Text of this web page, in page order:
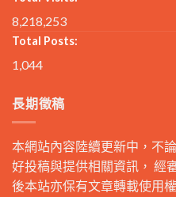
8,218,253
Total Posts:
1,044
長期徵稿
本網站內容陸續更新中，不
好投稿與提供相關資訊， 經
後本站亦保有文章轉載使用